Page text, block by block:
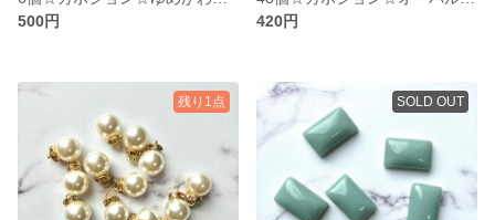
500円
420円
残り1点 SOLD OUT